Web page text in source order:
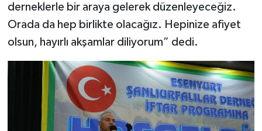
derneklerle bir araya gelerek düzenleyeceğiz.
Orada da hep birlikte olacağız. Hepinize afiyet
olsun, hayırlı akşamlar diliyorum” dedi.